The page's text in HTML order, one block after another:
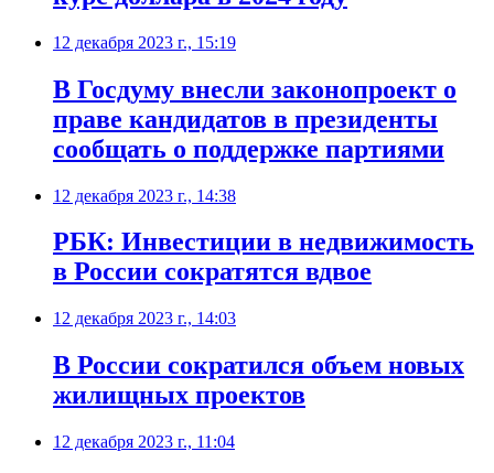
12 декабря 2023 г., 15:19
В Госдуму внесли законопроект о
праве кандидатов в президенты
сообщать о поддержке партиями
12 декабря 2023 г., 14:38
РБК: Инвестиции в недвижимость
в России сократятся вдвое
12 декабря 2023 г., 14:03
В России сократился объем новых
жилищных проектов
12 декабря 2023 г., 11:04